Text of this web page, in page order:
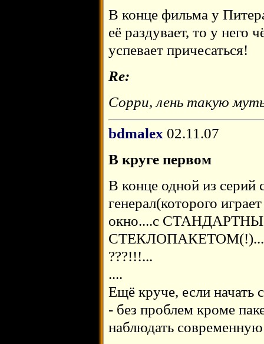
В конце фильма у
её раздувает, то у него
успевает причесаться!
Re:
Сорри, лень такую
bdmalex 02.11.07
В круге первом
В конце одной из серий
генерал(которого
окно....с
СТЕКЛОПАКЕТОМ(!)...в
???!!!...
....
Ещё круче, если
- без проблем кроме
наблюдать